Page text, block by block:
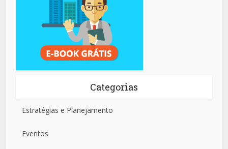
Categorias
Estratégias e Planejamento
Eventos